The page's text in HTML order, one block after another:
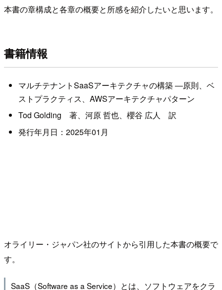
本書の章構成と各章の概要と所感を紹介したいと思います。
書籍情報
マルチテナントSaaSアーキテクチャの構築 ―原則、ベ
ストプラクティス、AWSアーキテクチャパターン
Tod Golding 著、河原 哲也、櫻谷 広人 訳
発行年月日：2025年01月
オライリー・ジャパン社のサイトから引用した本書の概要で
す。
SaaS（Software as a Service）とは、ソフトウェアをクラ